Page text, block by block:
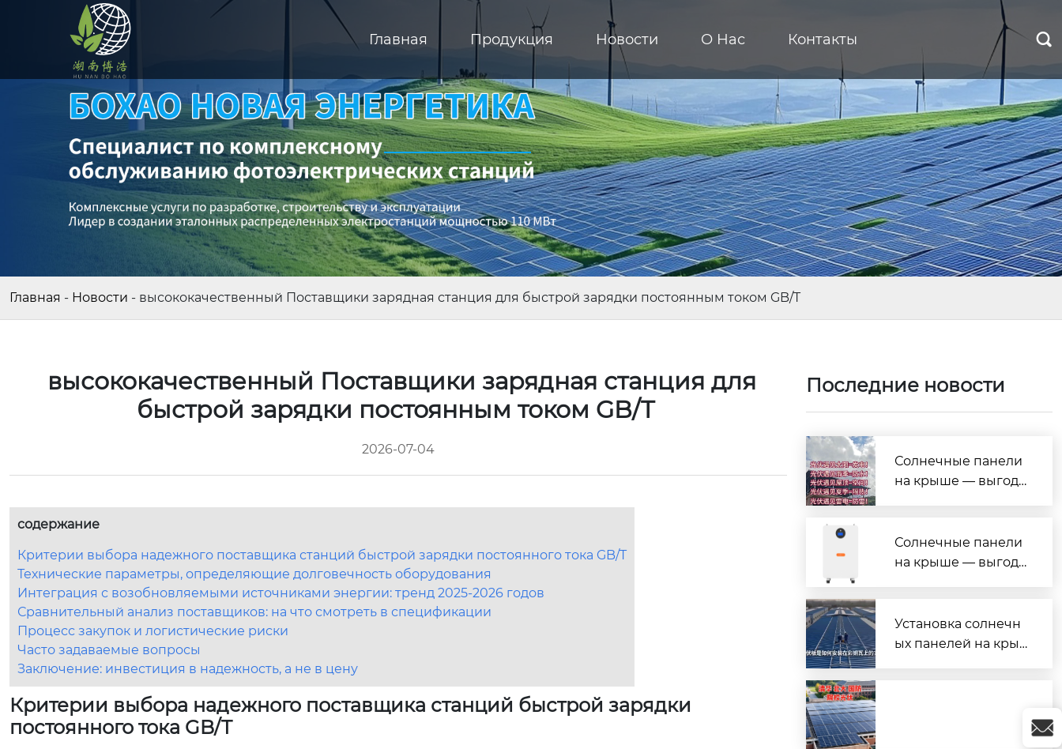
Главная Продукция Новости О Нас Контакты 
Главная - Новости - высококачественный Поставщики зарядная станция для быстрой зарядки постоянным током GB/T
высококачественный Поставщики зарядная станция для
быстрой зарядки постоянным током GB/T
2026-07-04
содержание
Критерии выбора надежного поставщика станций быстрой зарядки постоянного тока GB/T
Технические параметры, определяющие долговечность оборудования
Интеграция с возобновляемыми источниками энергии: тренд 2025-2026 годов
Сравнительный анализ поставщиков: на что смотреть в спецификации
Процесс закупок и логистические риски
Часто задаваемые вопросы
Заключение: инвестиция в надежность, а не в цену
Критерии выбора надежного поставщика станций быстрой зарядки
постоянного тока GB/T
Последние новости
Солнечные панели
на крыше — выгода
Солнечные панели
на крыше — выгода
Установка солнечн
ых панелей на кры